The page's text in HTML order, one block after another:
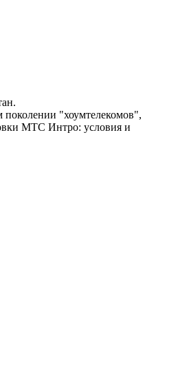
поколении "хоумтелекомов",
МТС Интро: условия и